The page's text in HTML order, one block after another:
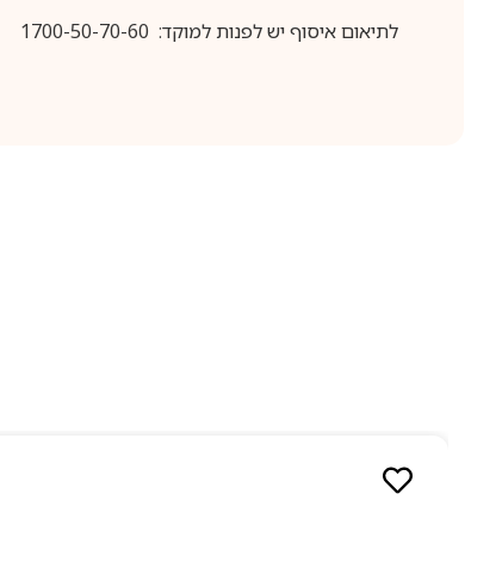
לתיאום איסוף יש לפנות למוקד: 1700-50-70-60